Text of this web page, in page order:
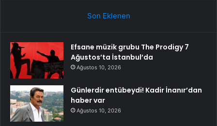
Son Eklenen
Efsane müzik grubu The Prodigy 7
Ağustos’ta İstanbul’da
Ağustos 10, 2026
Günlerdir entübeydi! Kadir İnanır’dan
haber var
Ağustos 10, 2026